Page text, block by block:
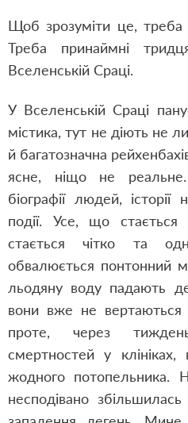
Щоб зрозуміти це, треба
Треба принаймні
Вселенській Сраці.
У Вселенській Сраці
містика, тут не діють не
й багатозначна
ясне, ніщо не
біографії людей, історії
події. Усе, що
стається чітко та
обвалюється понтонний
льодяну воду падають
вони вже не
проте, через
смертностей у
жодного потопельника.
несподівано